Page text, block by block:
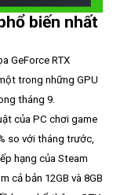
biến nhất
GeForce RTX
trong những GPU
tháng 9.
của PC chơi game
so với tháng trước,
hạng của Steam
cả bản 12GB và 8GB